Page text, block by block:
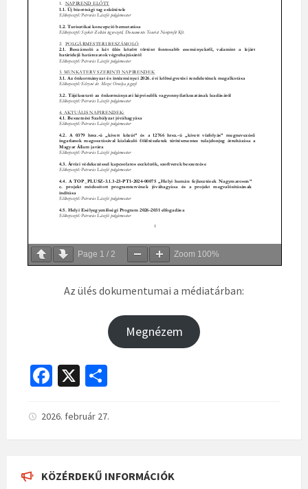
Page 1 / 2 Zoom 100%
Az ülés dokumentumai a médiatárban:
Megnézem
Fa
b
o
o
X
za
m
2026. február 27.
KÖZÉRDEKŰ INFORMÁCIÓK